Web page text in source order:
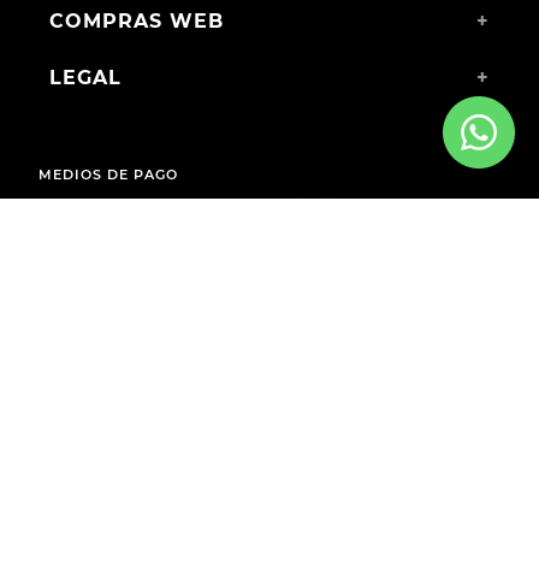
COMPRAS WEB +
LEGAL +
MEDIOS DE PAGO